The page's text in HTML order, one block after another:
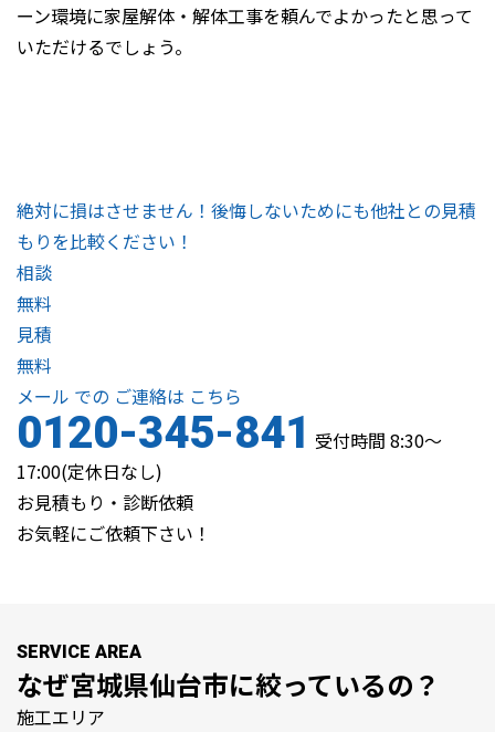
ーン環境に家屋解体・解体工事を頼んでよかったと思って
いただけるでしょう。
絶対に損はさせません！後悔しないためにも他社との見積
もりを比較ください！
相談
無料
見積
無料
メール での ご連絡は こちら
0120-345-841 受付時間 8:30～
17:00(定休日なし)
お見積もり・診断依頼
お気軽にご依頼下さい！
SERVICE AREA
なぜ宮城県仙台市に絞っているの？
施工エリア